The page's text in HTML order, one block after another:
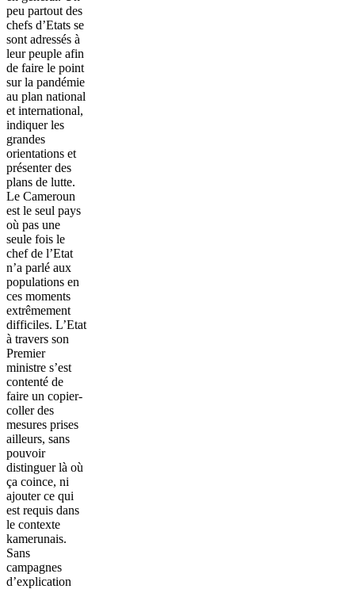
peu partout des
chefs d’Etats se
sont adressés à
leur peuple afin
de faire le point
sur la pandémie
au plan national
et international,
indiquer les
grandes
orientations et
présenter des
plans de lutte.
Le Cameroun
est le seul pays
où pas une
seule fois le
chef de l’Etat
n’a parlé aux
populations en
ces moments
extrêmement
difficiles. L’Etat
à travers son
Premier
ministre s’est
contenté de
faire un copier-
coller des
mesures prises
ailleurs, sans
pouvoir
distinguer là où
ça coince, ni
ajouter ce qui
est requis dans
le contexte
kamerunais.
Sans
campagnes
d’explication